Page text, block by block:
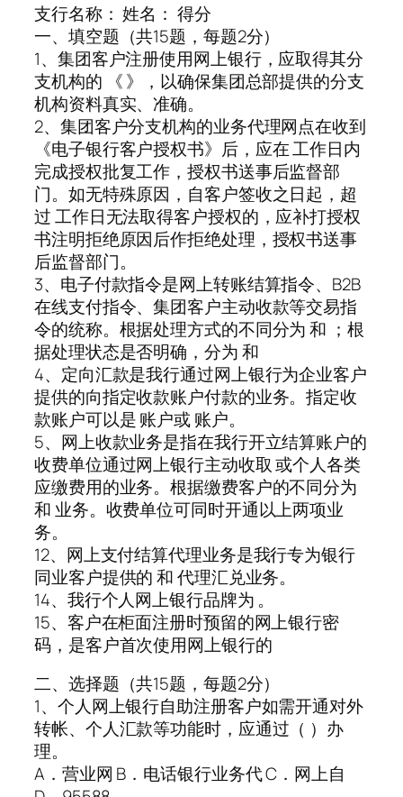
支行名称： 姓名： 得分
一、填空题（共15题，每题2分）
1、集团客户注册使用网上银行，应取得其分
支机构的 《 》，以确保集团总部提供的分支
机构资料真实、准确。
2、集团客户分支机构的业务代理网点在收到
《电子银行客户授权书》后，应在 工作日内
完成授权批复工作，授权书送事后监督部
门。如无特殊原因，自客户签收之日起，超
过 工作日无法取得客户授权的，应补打授权
书注明拒绝原因后作拒绝处理，授权书送事
后监督部门。
3、电子付款指令是网上转账结算指令、B2B
在线支付指令、集团客户主动收款等交易指
令的统称。根据处理方式的不同分为 和 ；根
据处理状态是否明确，分为 和
4、定向汇款是我行通过网上银行为企业客户
提供的向指定收款账户付款的业务。指定收
款账户可以是 账户或 账户。
5、网上收款业务是指在我行开立结算账户的
收费单位通过网上银行主动收取 或个人各类
应缴费用的业务。根据缴费客户的不同分为
和 业务。收费单位可同时开通以上两项业
务。
12、网上支付结算代理业务是我行专为银行
同业客户提供的 和 代理汇兑业务。
14、我行个人网上银行品牌为 。
15、客户在柜面注册时预留的网上银行密
码，是客户首次使用网上银行的
二、选择题（共15题，每题2分）
1、个人网上银行自助注册客户如需开通对外
转帐、个人汇款等功能时，应通过（ ）办
理。
A．营业网 B．电话银行业务代 C．网上自